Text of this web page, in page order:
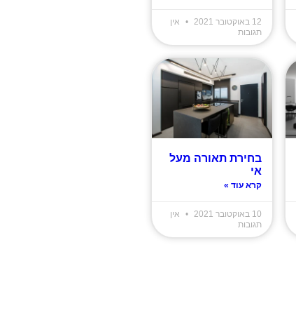
12 באוקטובר 2021
אין
תגובות
בחירת תאורה מעל
אי
קרא עוד »
10 באוקטובר 2021
אין
תגובות